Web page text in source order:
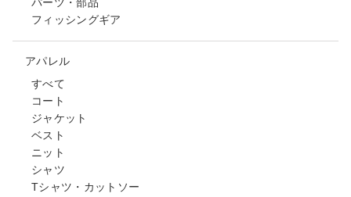
フィッシングギア
アパレル
すべて
コート
ジャケット
ベスト
ニット
シャツ
Tシャツ・カットソー